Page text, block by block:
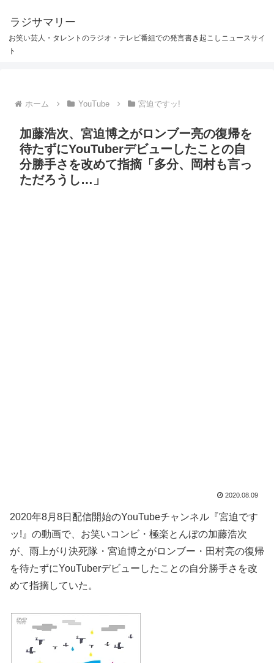
ラジサマリー
お笑い芸人・タレントのラジオ・テレビ番組での発言書き起こしニュースサイ
ト
ホーム YouTube 宮迫ですッ!
加藤浩次、宮迫博之がロンブー亮の復帰を
待たずにYouTuberデビューしたことの自
分勝手さを改めて指摘「多分、岡村も言っ
ただろうし…」
2020.08.09
2020年8月8日配信開始のYouTubeチャンネル『宮迫です
ッ!』の動画で、お笑いコンビ・極楽とんぼの加藤浩次
が、雨上がり決死隊・宮迫博之がロンブー・田村亮の復帰
を待たずにYouTuberデビューしたことの自分勝手さを改
めて指摘していた。